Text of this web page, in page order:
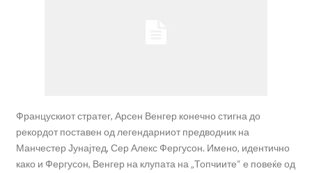
Францускиот стратег, Арсен Венгер конечно стигна до
рекордот поставен од легендарниот предводник на
Манчестер Јунајтед, Сер Алекс Фергусон. Имено, идентично
како и Фергусон, Венгер на клупата на „Топчиите“ е повеќе од